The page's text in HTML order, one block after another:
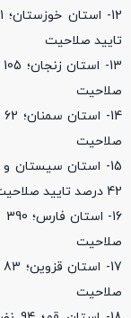
تایید صلاحیت
صلاحیت
صلاحیت
42 درصد تایید صلاحیت
صلاحیت
صلاحیت